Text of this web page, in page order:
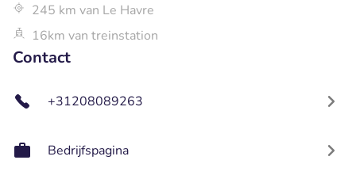
245 km van Le Havre
16km van treinstation
Contact
+31208089263
Bedrijfspagina